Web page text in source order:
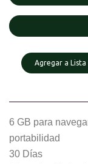
Agregar a Lista
6 GB para
portabilidad
30 Días